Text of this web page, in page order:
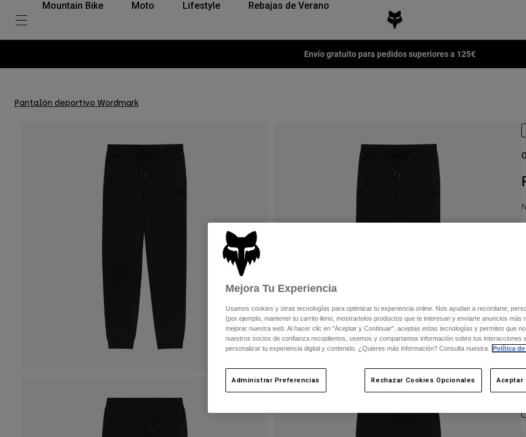
Mountain Bike Moto Lifestyle Rebajas de Verano
Envío gratuito para pedidos superiores a 125€
Pantalón deportivo Wordmark
Mejora Tu Experiencia
Usamos cookies y otras tecnologías para optimizar tu experiencia online. Nos ayudan a recordarte,
(por ejemplo, mantener tu carrito lleno, mostrartelos productos que te interesan y enviarte anuncios más
mejorar nuestra web. Al hacer clic en "Aceptar y Continuar", aceptas estas tecnologías y permites que
nuestros socios de confianza recopilemos, usemos y compartamos información sobre tus interacciones
personalizar tu experiencia digital y contenido. ¿Quieres más información? Consulta nuestra
Política de
Administrar Preferencias Rechazar Cookies Opcionales Aceptar